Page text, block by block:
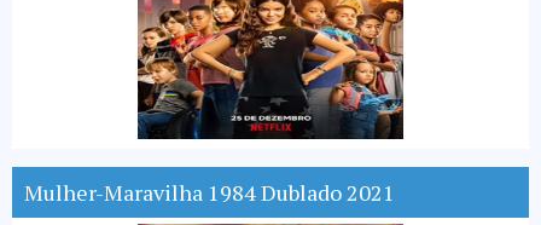
Mulher-Maravilha 1984 Dublado 2021